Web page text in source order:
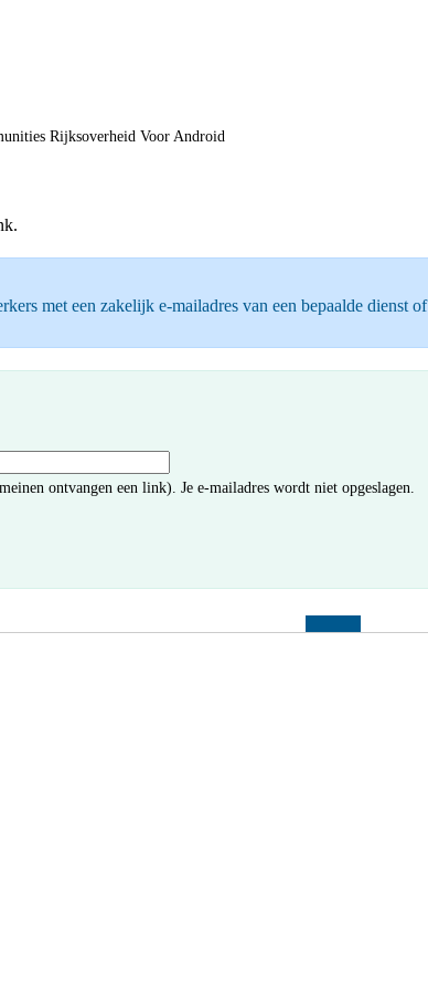
Rijksoverheid Voor Android
met een zakelijk e-mailadres van een bepaalde dienst of
ontvangen een link). Je e-mailadres wordt niet opgeslagen.